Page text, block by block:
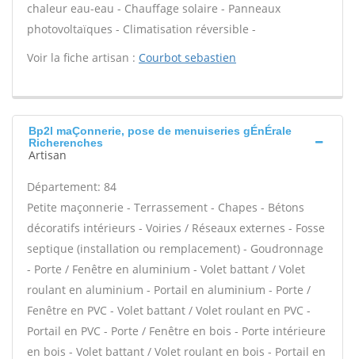
chaleur eau-eau - Chauffage solaire - Panneaux
photovoltaïques - Climatisation réversible -
Voir la fiche artisan : Courbot sebastien
Bp2l maÇonnerie, pose de menuiseries gÉnÉrale
Richerenches
Artisan
Département: 84
Petite maçonnerie - Terrassement - Chapes - Bétons
décoratifs intérieurs - Voiries / Réseaux externes - Fosse
septique (installation ou remplacement) - Goudronnage
- Porte / Fenêtre en aluminium - Volet battant / Volet
roulant en aluminium - Portail en aluminium - Porte /
Fenêtre en PVC - Volet battant / Volet roulant en PVC -
Portail en PVC - Porte / Fenêtre en bois - Porte intérieure
en bois - Volet battant / Volet roulant en bois - Portail en